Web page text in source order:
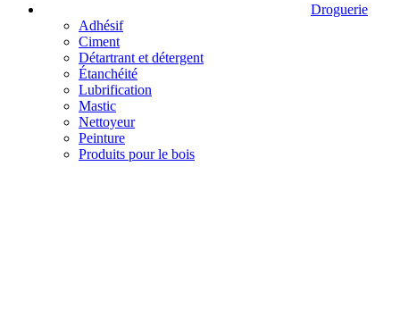
Droguerie
Adhésif
Ciment
Détartrant et détergent
Étanchéité
Lubrification
Mastic
Nettoyeur
Peinture
Produits pour le bois